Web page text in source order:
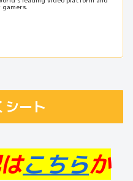
シート
こちらか